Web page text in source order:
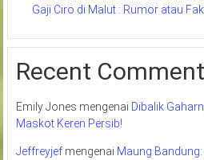
Gaji Ciro di Malut : Rumor atau
Recent
Emily Jones mengenai Dibalik
Maskot Keren Persib!
Jeffreyjefmengenai Maung